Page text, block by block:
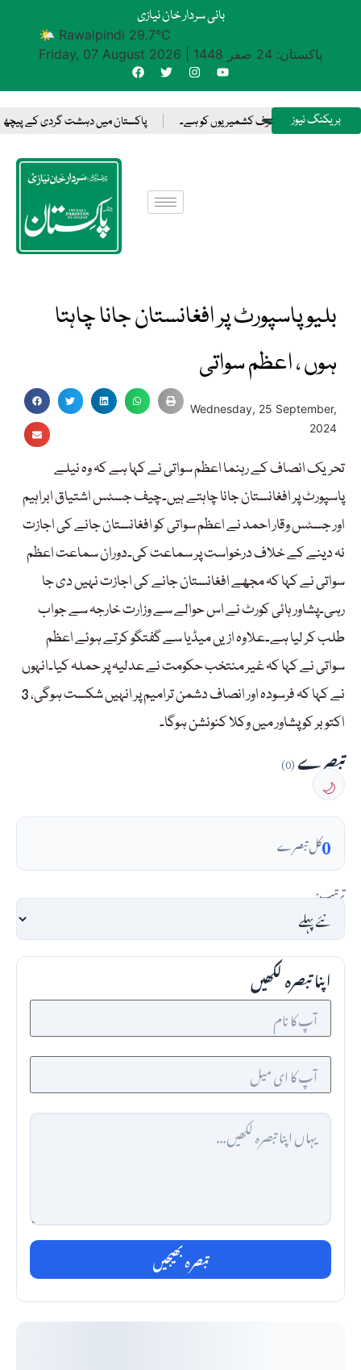
بانی سردار خان نیازی
🌤 Rawalpindi 29.7°C
Friday, 07 August 2026
پاکستان: 24 صفر 1448
بریکنگ نیوز
کرنے کا حق صرف کشمیریوں کو ہے۔ پاکستان میں دہشت گردی کے پیچھے
بلیو پاسپورٹ پر افغانستان جانا چاہتا
ہوں ، اعظم سواتی
Wednesday, 25 September,
2024
تحریک انصاف کے رہنما اعظم سواتی نے کہا ہے کہ وہ نیلے
پاسپورٹ پر افغانستان جانا چاہتے ہیں۔چیف جسٹس اشتیاق ابراہیم
اور جسٹس وقار احمد نے اعظم سواتی کو افغانستان جانے کی اجازت
نہ دینے کے خلاف درخواست پر سماعت کی۔دوران سماعت اعظم
سواتی نے کہا کہ مجھے افغانستان جانے کی اجازت نہیں دی جا
رہی۔پشاور ہائی کورٹ نے اس حوالے سے وزارت خارجہ سے جواب
طلب کر لیا ہے۔علاوہ ازیں میڈیا سے گفتگو کرتے ہوئے اعظم
سواتی نے کہا کہ غیر منتخب حکومت نے عدلیہ پر حملہ کیا۔انہوں
نے کہا کہ فرسودہ اور انصاف دشمن ترامیم پر انہیں شکست ہوگی، 3
اکتوبر کو پشاور میں وکلا کنونشن ہوگا۔
تبصرے(0)
🌙
0کل تبصرے
ترتیب:
اپنا تبصرہ لکھیں
تبصرہ بھیجیں